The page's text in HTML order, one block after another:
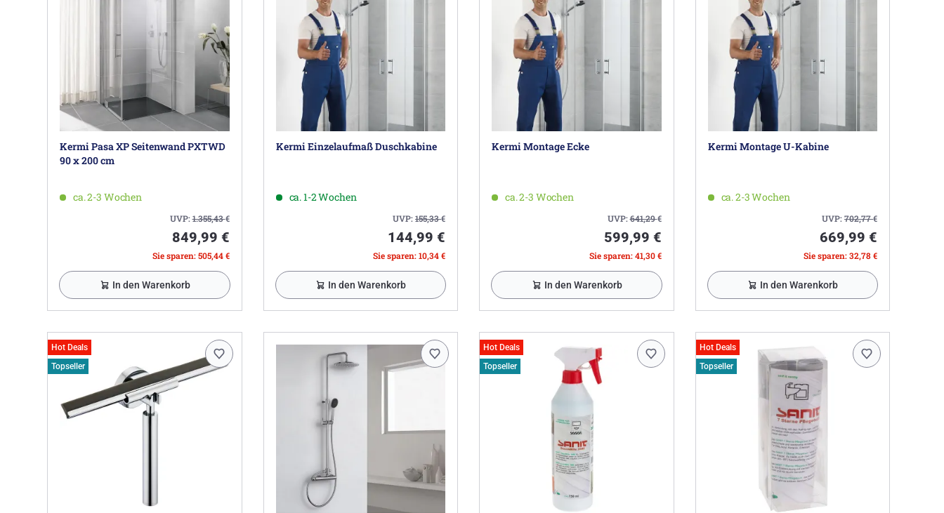
Für eine vollständige Duschabtrennung werden zwei Halbteile benötigt!
Herstellerinformationen
Kermi GmbH, Pankofen-Bahnhof 1, 94447 Plattling DE, info@kermi.de
Kermi Pasa XP Seitenwand PXTWD
90 x 200 cm
ca. 2-3 Wochen
UVP:1.355,43€
849,99 €
Sie sparen: 505,44 €
In den Warenkorb
Kermi Einzelaufmaß Duschkabine
ca. 1-2 Wochen
UVP:155,33€
144,99 €
Sie sparen: 10,34 €
In den Warenkorb
Kermi Montage Ecke
ca. 2-3 Wochen
UVP:641,29€
599,99 €
Sie sparen: 41,30 €
In den Warenkorb
Kermi Montage U-Kabine
ca. 2-3 Wochen
UVP:702,77€
669,99 €
Sie sparen: 32,78 €
In den Warenkorb
Hot Deals
Topseller
Hot Deals
Topseller
Hot Deals
Topseller